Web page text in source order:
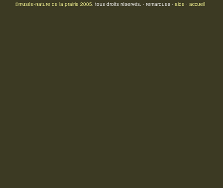
©musée-nature de la prairie 2005. tous droits réservés. · remarques · aide · accueil